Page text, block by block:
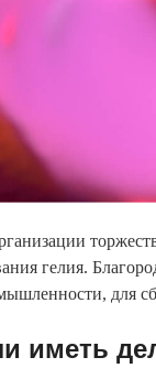
гелия.
для
иметь